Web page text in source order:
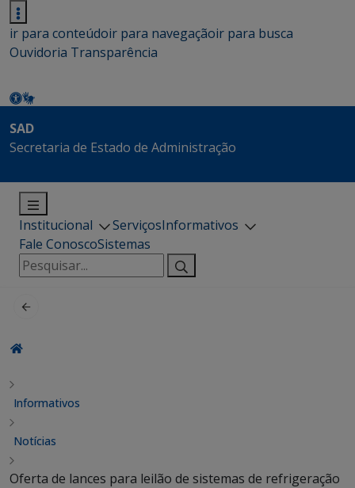
ir para conteúdoir para navegaçãoir para busca
Ouvidoria Transparência
SAD
Secretaria de Estado de Administração
Institucional ServiçosInformativos
Fale ConoscoSistemas
Pesquisar
por:
Informativos
Notícias
Oferta de lances para leilão de sistemas de refrigeração